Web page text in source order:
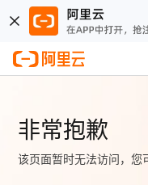
非常抱歉
该页面暂时无法访问，您